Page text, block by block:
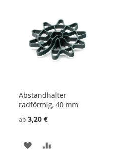
Abstandhalter
radförmig, 40 mm
ab 3,20 €
ZU